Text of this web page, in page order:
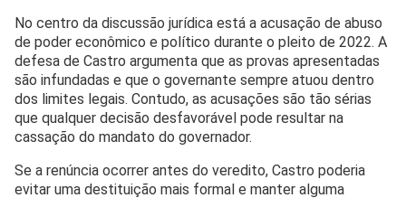
No centro da discussão jurídica está a acusação de abuso
de poder econômico e político durante o pleito de 2022. A
defesa de Castro argumenta que as provas apresentadas
são infundadas e que o governante sempre atuou dentro
dos limites legais. Contudo, as acusações são tão sérias
que qualquer decisão desfavorável pode resultar na
cassação do mandato do governador.
Se a renúncia ocorrer antes do veredito, Castro poderia
evitar uma destituição mais formal e manter alguma